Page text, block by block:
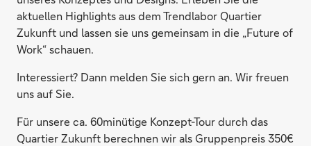
aktuellen Highlights aus dem Trendlabor Quartier
Zukunft und lassen sie uns gemeinsam in die „Future of
Work“ schauen.
Interessiert? Dann melden Sie sich gern an. Wir freuen
uns auf Sie.
Für unsere ca. 60minütige Konzept-Tour durch das
Quartier Zukunft berechnen wir als Gruppenpreis 350€